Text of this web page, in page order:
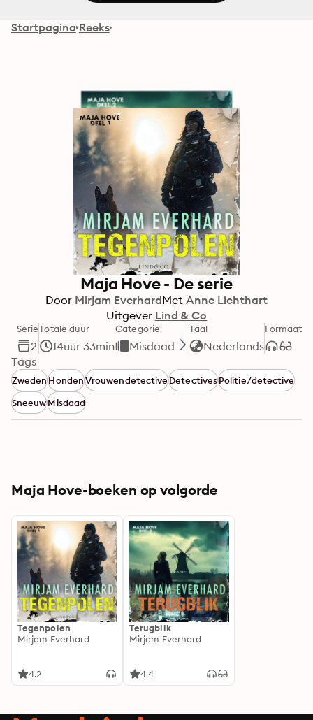
Startpagina Reeks
Maja Hove - De serie
Door Mirjam EverhardMet Anne Lichthart
Uitgever Lind & Co
Serie
2
Totale duur
14uur 33min
Categorie
Misdaad
Taal
Nederlands
Formaat
Tags
ZwedenHondenVrouwendetectiveDetectivesPolitie/detective
SneeuwMisdaad
Maja Hove-boeken op volgorde
Tegenpolen
Mirjam Everhard
4.2
Terugblik
Mirjam Everhard
4.4